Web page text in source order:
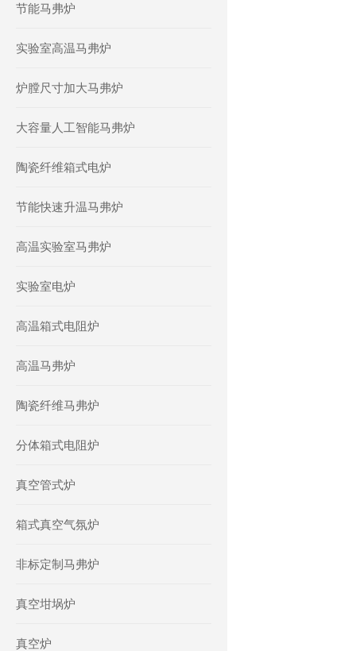
节能马弗炉
实验室高温马弗炉
炉膛尺寸加大马弗炉
大容量人工智能马弗炉
陶瓷纤维箱式电炉
节能快速升温马弗炉
高温实验室马弗炉
实验室电炉
高温箱式电阻炉
高温马弗炉
陶瓷纤维马弗炉
分体箱式电阻炉
真空管式炉
箱式真空气氛炉
非标定制马弗炉
真空坩埚炉
真空炉